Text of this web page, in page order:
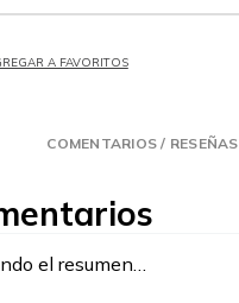
COMENTARIOS / RESEÑAS
el resumen…